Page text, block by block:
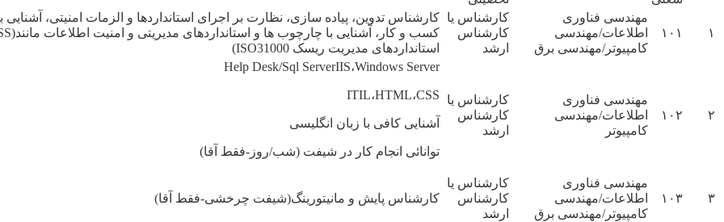
۱ ۱۰۱
مهندسی فناوری
اطلاعات/مهندسی
کامپیوتر/مهندسی برق
کارشناس یا
کارشناس
ارشد
کارشناس تدوین، پیاده سازی، نظارت بر اجرای استانداردها و الزمات امنیتی،
استانداردهای مدیریت ریسک ISO31000)
۲ ۱۰۲
مهندسی فناوری
اطلاعات/مهندسی
کامپیوتر
کارشناس یا
کارشناس
ارشد
Help Desk/Sql ServerIIS،Windows Server
ITIL،HTML،CSS
آشنایی کافی با زبان انگلیسی
توانائی انجام کار در شیفت (شب/روز-فقط آقا)
۳ ۱۰۳
مهندسی فناوری
اطلاعات/مهندسی
کامپیوتر/مهندسی برق
کارشناس یا
کارشناس
ارشد
کارشناس پایش و مانیتورینگ(شیفت چرخشی-فقط آقا)